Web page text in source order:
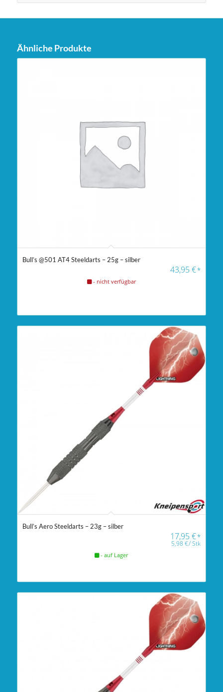
Ähnliche Produkte
Bull’s @501 AT4 Steeldarts – 25g – silber
43,95€*
- nicht verfügbar
Bull’s Aero Steeldarts – 23g – silber
17,95€*
5,98€/Stk
- auf Lager